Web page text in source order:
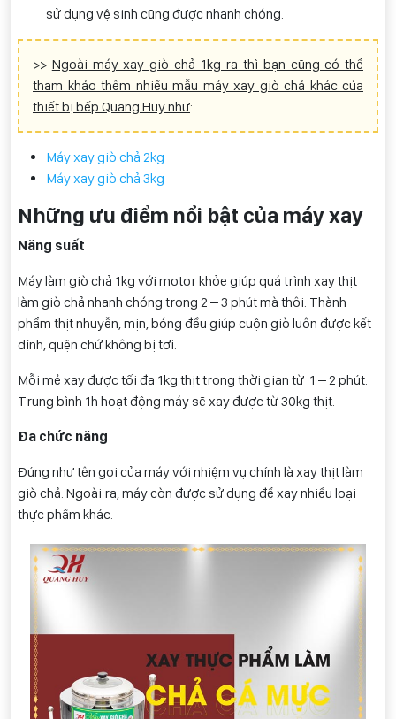
sử dụng vệ sinh cũng được nhanh chóng.
>> Ngoài máy xay giò chả 1kg ra thì bạn cũng có thể
tham khảo thêm nhiều mẫu máy xay giò chả khác của
thiết bị bếp Quang Huy như:
Máy xay giò chả 2kg
Máy xay giò chả 3kg
Những ưu điểm nổi bật của máy xay
Năng suất
Máy làm giò chả 1kg với motor khỏe giúp quá trình xay thịt
làm giò chả nhanh chóng trong 2 – 3 phút mà thôi. Thành
phẩm thịt nhuyễn, mịn, bóng đều giúp cuộn giò luôn được kết
dính, quện chứ không bị tơi.
Mỗi mẻ xay được tối đa 1kg thịt trong thời gian từ 1 – 2 phút.
Trung bình 1h hoạt động máy sẽ xay được từ 30kg thịt.
Đa chức năng
Đúng như tên gọi của máy với nhiệm vụ chính là xay thịt làm
giò chả. Ngoài ra, máy còn được sử dụng để xay nhiều loại
thực phẩm khác.